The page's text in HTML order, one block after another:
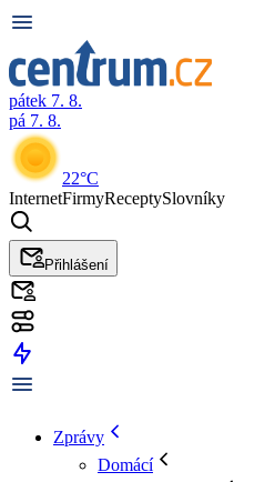
pátek 7. 8.
pá 7. 8.
22°C
InternetFirmyReceptySlovníky
Přihlášení
Zprávy
Domácí